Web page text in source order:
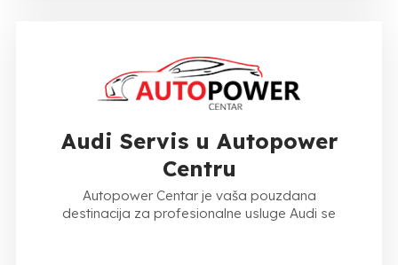
Audi Servis u Autopower
Centru
Autopower Centar je vaša pouzdana
destinacija za profesionalne usluge Audi se